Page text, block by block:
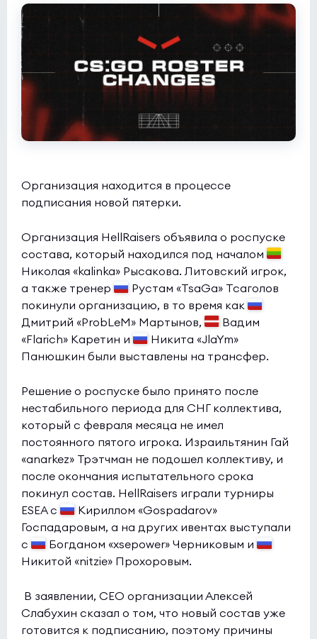
Butterfly 2 0:0
NODWIN Clutch Series 10(bo3)
INOX Division
0:0
Организация находится в процессе
подписания новой пятерки.
Организация HellRaisers объявила о роспуске
состава, который находился под началом
Николая «kalinka» Рысакова. Литовский игрок,
а также тренер
Рустам «TsaGa» Тсаголов
покинули организацию, в то время как
Дмитрий «ProbLeM» Мартынов,
Вадим
«Flarich» Каретин и
Никита «JlaYm»
Панюшкин были выставлены на трансфер.
Решение о роспуске было принято после
нестабильного периода для СНГ коллектива,
который с февраля месяца не имел
постоянного пятого игрока. Израильтянин Гай
«anarkez» Трэтчман не подошел коллективу, и
после окончания испытательного срока
покинул состав. HellRaisers играли турниры
ESEA с
Кириллом «Gospadarov»
Госпадаровым, а на других ивентах выступали
с
Богданом «xsepower» Черниковым и
Никитой «nitzie» Прохоровым.
В заявлении, СЕО организации Алексей
Слабухин сказал о том, что новый состав уже
готовится к подписанию, поэтому причины